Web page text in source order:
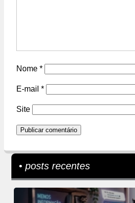
Nome *
E-mail *
Site
• posts recentes